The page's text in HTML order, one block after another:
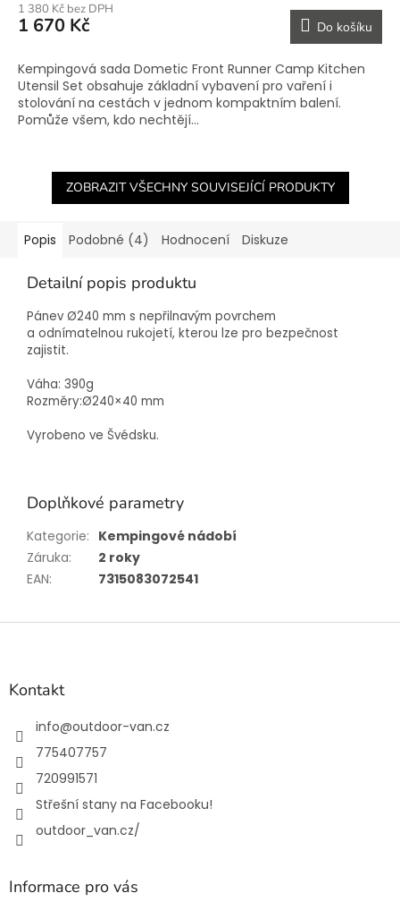
1 380 Kč bez DPH
1 670 Kč Do košíku
Kempingová sada Dometic Front Runner Camp Kitchen
Utensil Set obsahuje základní vybavení pro vaření i
stolování na cestách v jednom kompaktním balení.
Pomůže všem, kdo nechtějí...
ZOBRAZIT VŠECHNY SOUVISEJÍCÍ PRODUKTY
Popis Podobné (4) Hodnocení Diskuze
Detailní popis produktu
Pánev Ø240 mm s nepřilnavým povrchem
a odnímatelnou rukojetí, kterou lze pro bezpečnost
zajistit.
Váha: 390g
Rozměry:Ø240×40 mm
Vyrobeno ve Švédsku.
Doplňkové parametry
Kategorie: Kempingové nádobí
Záruka:
2 roky
EAN: 7315083072541
Z
Kontakt
info@outdoor-van.cz
775407757
720991571
Střešní stany na Facebooku!
outdoor_van.cz/
Informace pro vás